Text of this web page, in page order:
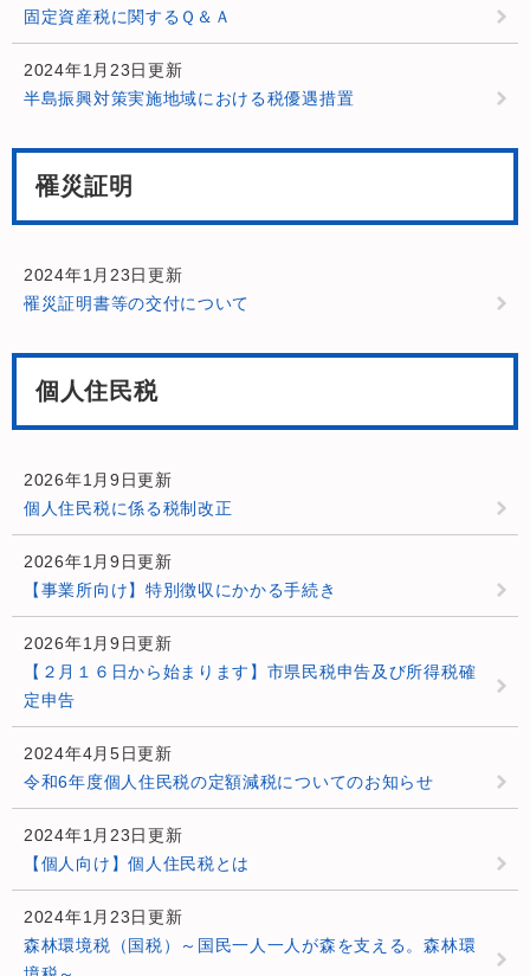
固定資産税に関するＱ＆Ａ
2024年1月23日更新
半島振興対策実施地域における税優遇措置
罹災証明
2024年1月23日更新
罹災証明書等の交付について
個人住民税
2026年1月9日更新
個人住民税に係る税制改正
2026年1月9日更新
【事業所向け】特別徴収にかかる手続き
2026年1月9日更新
【２月１６日から始まります】市県民税申告及び所得税確
定申告
2024年4月5日更新
令和6年度個人住民税の定額減税についてのお知らせ
2024年1月23日更新
【個人向け】個人住民税とは
2024年1月23日更新
森林環境税（国税）～国民一人一人が森を支える。森林環